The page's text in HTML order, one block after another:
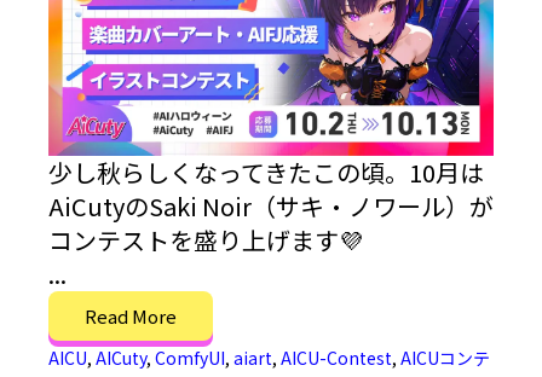
少し秋らしくなってきたこの頃。10月は
AiCutyのSaki Noir（サキ・ノワール）が
コンテストを盛り上げます💜
...
Read More
AICU, AICuty, ComfyUI, aiart, AICU-Contest, AICUコンテ